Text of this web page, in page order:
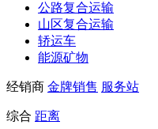
公路复合运输
山区复合运输
轿运车
能源矿物
经销商 金牌销售 服务站
综合 距离